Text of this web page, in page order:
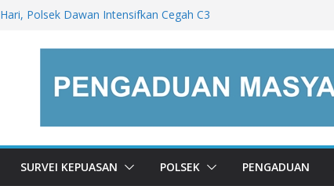
Polsek Dawan Intensifkan Cegah C3
Bakas Hadiri Gerakan Irigasi Bersih,
Polres Klungkung Gelar Aksi Bersih-
Desa Adat Anjingan.
SURVEI KEPUASAN POLSEK PENGADUAN